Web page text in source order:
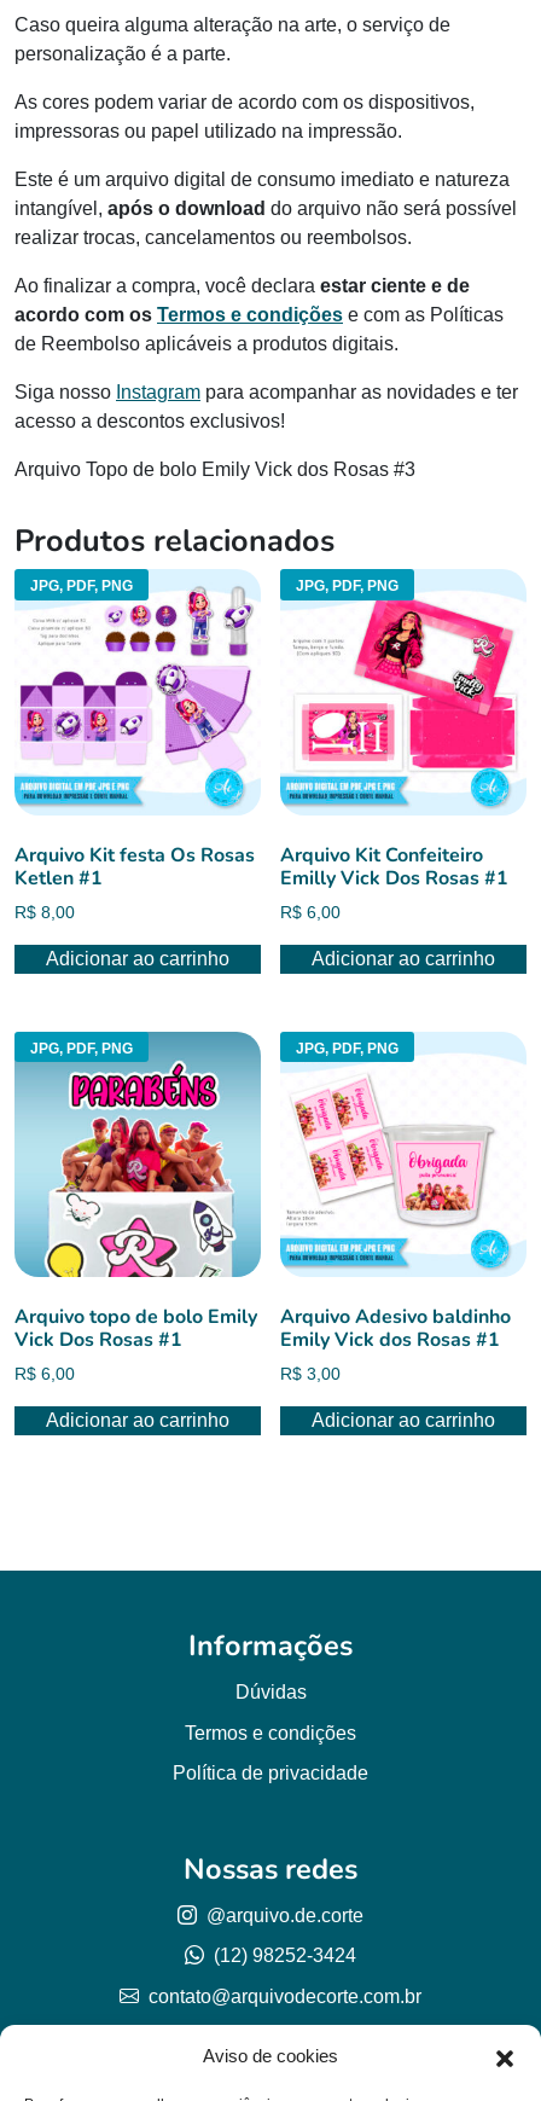
Aviso de cookies
Caso queira alguma alteração na arte, o serviço de
personalização é a parte.
As cores podem variar de acordo com os dispositivos,
impressoras ou papel utilizado na impressão.
Este é um arquivo digital de consumo imediato e natureza
intangível, após o download do arquivo não será possível
realizar trocas, cancelamentos ou reembolsos.
Ao finalizar a compra, você declara estar ciente e de
acordo com os Termos e condições e com as Políticas
de Reembolso aplicáveis a produtos digitais.
Siga nosso Instagram para acompanhar as novidades e ter
acesso a descontos exclusivos!
Arquivo Topo de bolo Emily Vick dos Rosas #3
Produtos relacionados
JPG, PDF, PNG
Arquivo Kit festa Os Rosas
Ketlen #1
R$ 8,00
Adicionar ao carrinho
JPG, PDF, PNG
Arquivo Kit Confeiteiro
Emilly Vick Dos Rosas #1
R$ 6,00
Adicionar ao carrinho
JPG, PDF, PNG
Arquivo topo de bolo Emily
Vick Dos Rosas #1
R$ 6,00
Adicionar ao carrinho
JPG, PDF, PNG
Arquivo Adesivo baldinho
Emily Vick dos Rosas #1
R$ 3,00
Adicionar ao carrinho
Informações
Dúvidas
Termos e condições
Política de privacidade
Nossas redes
@arquivo.de.corte
(12) 98252-3424
contato@arquivodecorte.com.br